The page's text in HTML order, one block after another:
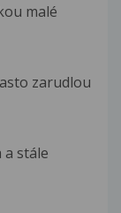
malé
zarudlou
a stále